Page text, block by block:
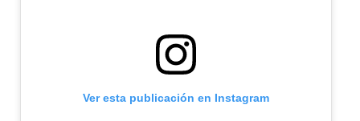
Ver esta publicación en Instagram